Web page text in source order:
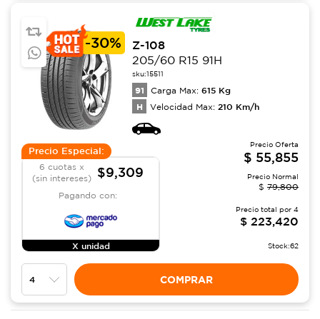
-30%
Z-108
205/60 R15 91H
sku:15511
91 Carga Max: 615 Kg
H Velocidad Max: 210 Km/h
Precio Especial:
6 cuotas x
(sin intereses)
$9,309
Pagando con:
X unidad
Precio Oferta
$ 55,855
Precio Normal
$ 79,800
Precio total por 4
$ 223,420
Stock:62
COMPRAR